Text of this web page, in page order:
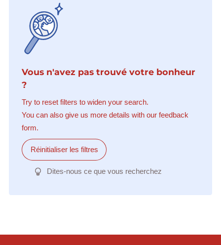
Vous n'avez pas trouvé votre bonheur
?
Try to reset filters to widen your search.
You can also give us more details with our feedback
form.
Réinitialiser les filtres
Dites-nous ce que vous recherchez